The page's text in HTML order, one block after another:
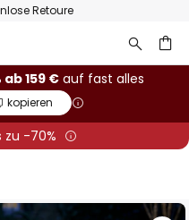
Retoure
ab 159 €auf fast alles
kopieren
zu -70%